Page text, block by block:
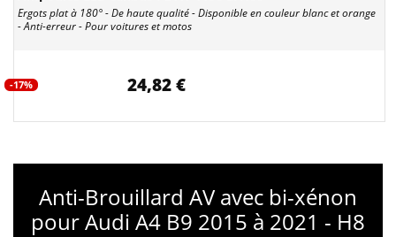
Ergots plat à 180° - De haute qualité - Disponible en couleur blanc et orange
- Anti-erreur - Pour voitures et motos
-17% 24,82 €
Anti-Brouillard AV avec bi-xénon
pour Audi A4 B9 2015 à 2021 - H8